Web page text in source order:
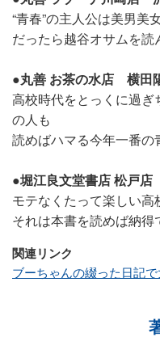
“青春”の主人公は美男美
だったら越谷オサムを読
●丸善 お茶の水店 横田
高校時代をとっくに過ぎ
の人も
読めばハマる今年一番の
●堀江良文堂書店 松戸
モテなくたって楽しい高
それは本書を読めば納得
関連リンク
ブーちゃんの綴った日記で